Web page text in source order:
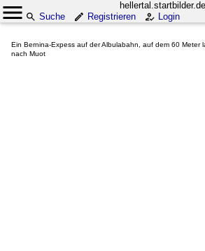
hellertal.startbilder.de
Suche
Registrieren Login
Ein Bernina-Expess auf der Albulabahn, auf dem 60 Meter
nach Muot